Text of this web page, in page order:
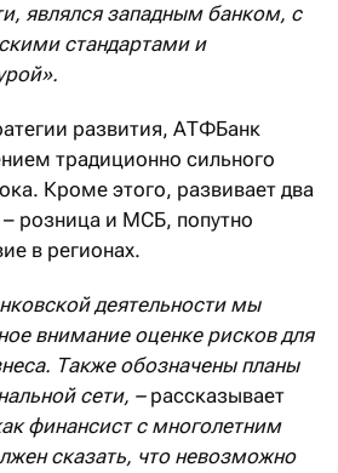
являлся западным банком, с
стандартами и
развития, АТФБанк
традиционно сильного
Кроме этого, развивает два
розница и МСБ, попутно
в регионах.
деятельности мы
внимание оценке рисков для
Также обозначены планы
сети, – рассказывает
финансист с многолетним
сказать, что невозможно